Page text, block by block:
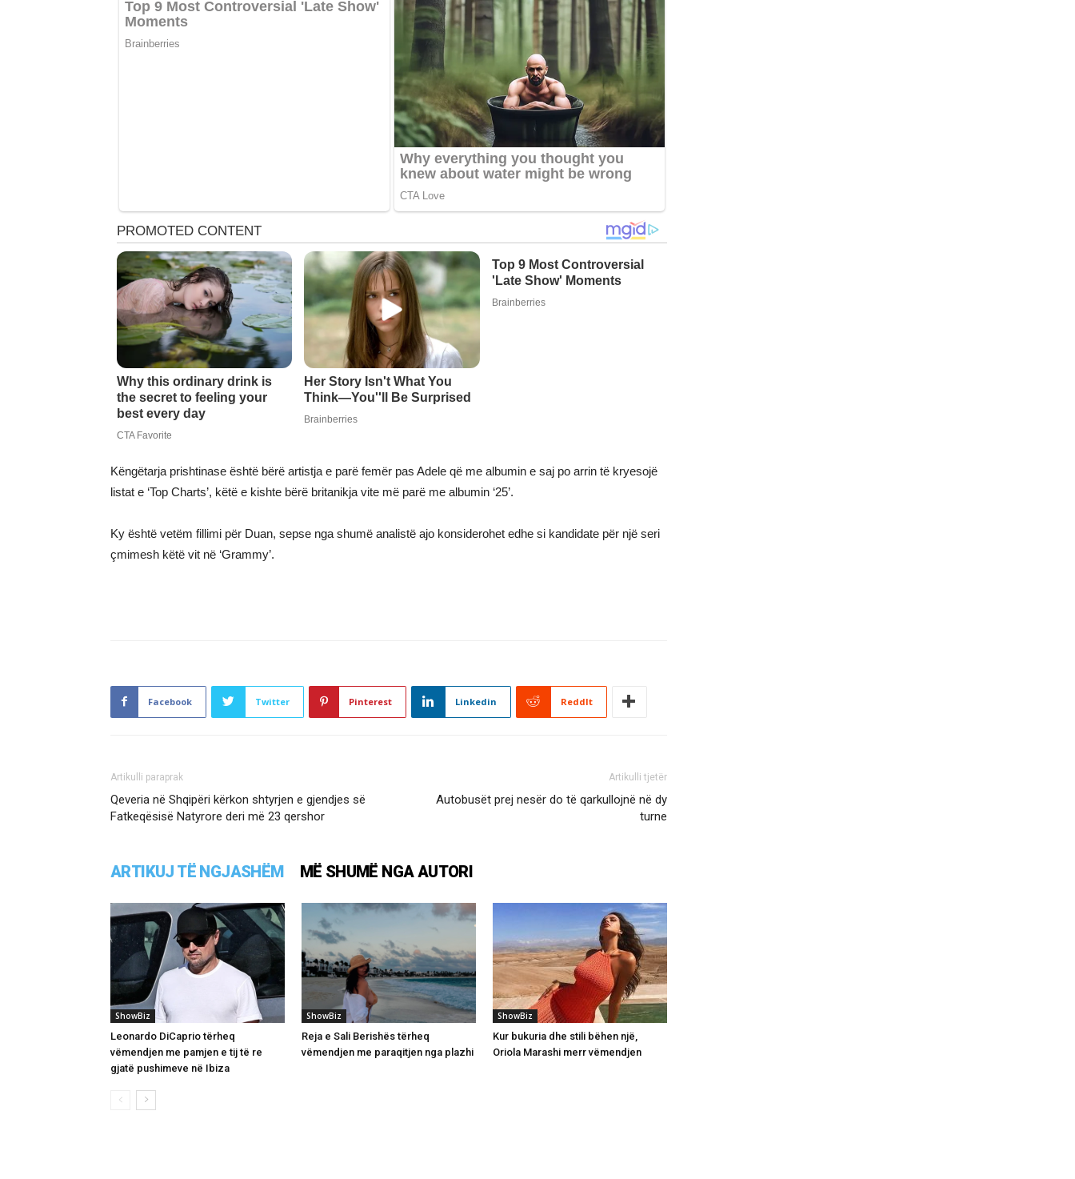
Këngëtarja prishtinase është bërë artistja e parë femër pas Adele që me albumin e saj po arrin të kryesojë
listat e ‘Top Charts’, këtë e kishte bërë britanikja vite më parë me albumin ‘25’.
Ky është vetëm fillimi për Duan, sepse nga shumë analistë ajo konsiderohet edhe si kandidate për një seri
çmimesh këtë vit në ‘Grammy’.
Facebook Twitter Pinterest Linkedin ReddIt
Artikulli paraprak
Qeveria në Shqipëri kërkon shtyrjen e gjendjes së
Fatkeqësisë Natyrore deri më 23 qershor
Artikulli tjetër
Autobusët prej nesër do të qarkullojnë në dy
turne
ARTIKUJ TË NGJASHËM MË SHUMË NGA AUTORI
ShowBiz
Leonardo DiCaprio tërheq
vëmendjen me pamjen e tij të re
gjatë pushimeve në Ibiza
ShowBiz
Reja e Sali Berishës tërheq
vëmendjen me paraqitjen nga plazhi
ShowBiz
Kur bukuria dhe stili bëhen një,
Oriola Marashi merr vëmendjen